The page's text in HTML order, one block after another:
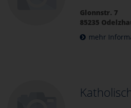
Glonnstr. 7
85235
mehr